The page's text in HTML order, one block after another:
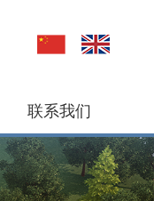
联系我们